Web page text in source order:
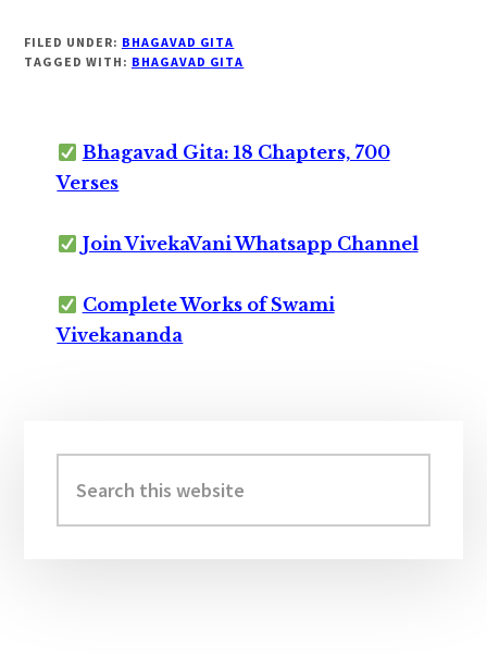
FILED UNDER: BHAGAVAD GITA
TAGGED WITH: BHAGAVAD GITA
Bhagavad Gita: 18 Chapters, 700
Verses
Join VivekaVani Whatsapp Channel
Complete Works of Swami
Vivekananda
Sidebar
this
website